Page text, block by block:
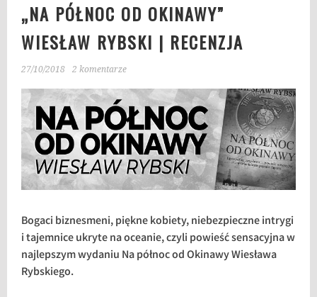
„NA PÓŁNOC OD OKINAWY”
WIESŁAW RYBSKI | RECENZJA
27/10/2018 2 komentarze
Bogaci biznesmeni, piękne kobiety, niebezpieczne intrygi
i tajemnice ukryte na oceanie, czyli powieść sensacyjna w
najlepszym wydaniu Na północ od Okinawy Wiesława
Rybskiego.